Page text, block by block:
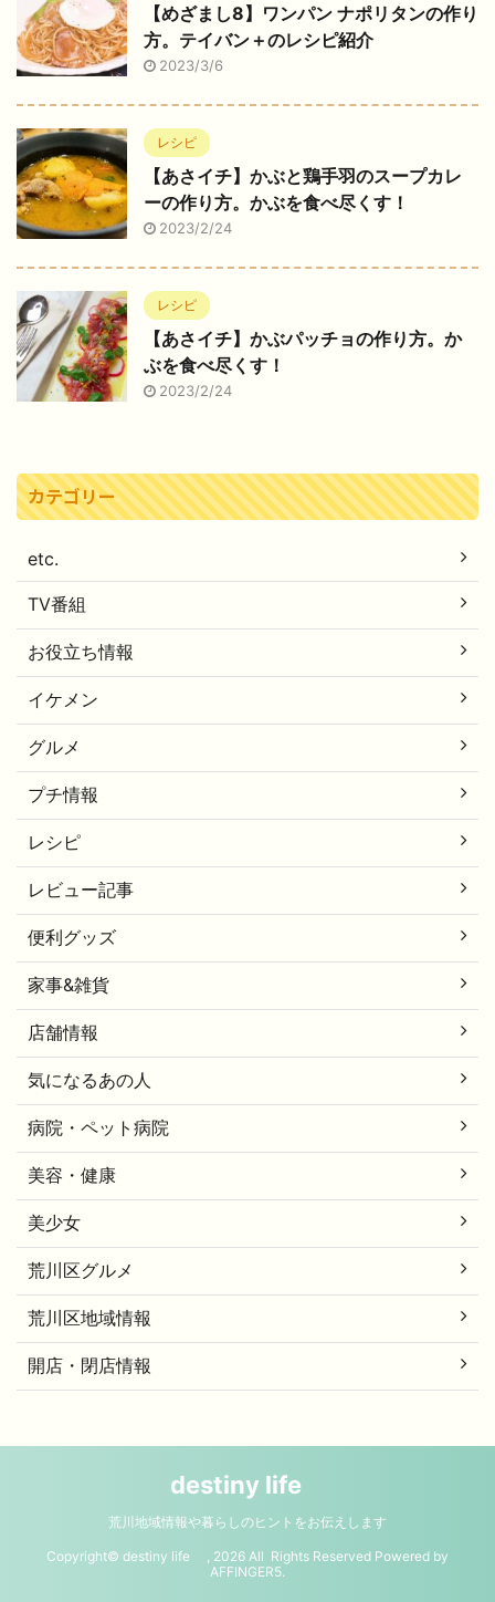
【めざまし8】ワンパン ナポリタンの作り
方。テイバン＋のレシピ紹介
2023/3/6
レシピ
【あさイチ】かぶと鶏手羽のスープカレ
ーの作り方。かぶを食べ尽くす！
2023/2/24
レシピ
【あさイチ】かぶパッチョの作り方。か
ぶを食べ尽くす！
2023/2/24
カテゴリー
etc.
TV番組
お役立ち情報
イケメン
グルメ
プチ情報
レシピ
レビュー記事
便利グッズ
家事&雑貨
店舗情報
気になるあの人
病院・ペット病院
美容・健康
美少女
荒川区グルメ
荒川区地域情報
開店・閉店情報
destiny life
荒川地域情報や暮らしのヒントをお伝えします
Copyright© destiny life , 2026 All Rights Reserved Powered by
AFFINGER5.